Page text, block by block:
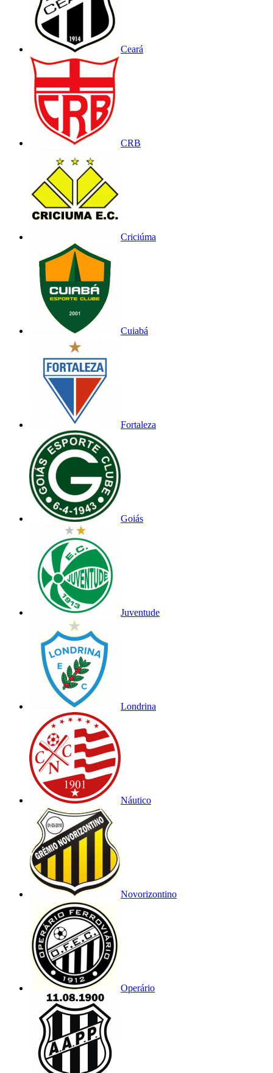
Ceará
CRB
Criciúma
Cuiabá
Fortaleza
Goiás
Juventude
Londrina
Náutico
Novorizontino
Operário